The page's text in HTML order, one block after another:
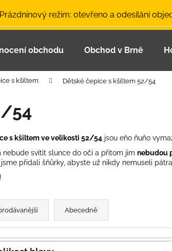
režim: otevřeno a odesílání
obchodu Obchod v Brně
s kšiltem Dětské čepice s kšiltem 52/54
54
s kšiltem ve velikosti 52/54 jsou eňo ňuňo
svítit slunce do očí a přitom jim nebudou
přidali šňůrky, abyste už nikdy nemuseli
Abecedně
Co potřebujete najít?
Doporučujeme
ČEPICE UV 30 SVĚTLE MODRÁ
Kč